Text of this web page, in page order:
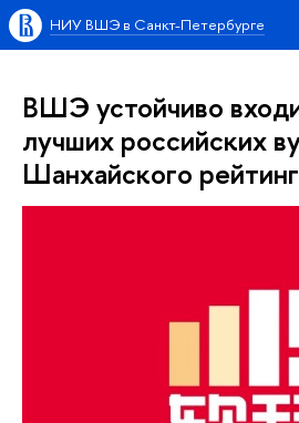
НИУ ВШЭ в Санкт-Петербурге
ВШЭ устойчиво
лучших российских
Шанхайского